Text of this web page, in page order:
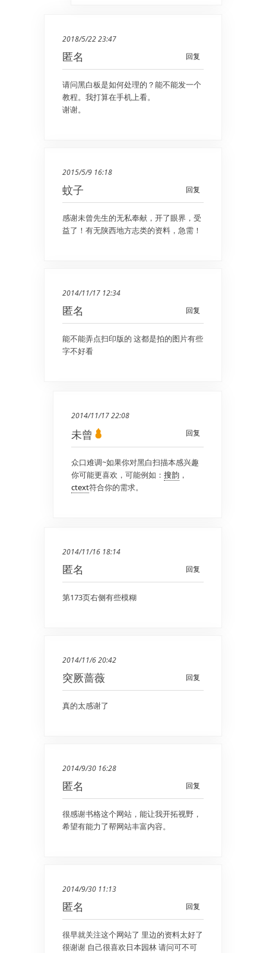
2018/5/22 23:47
回复
匿名
请问黑白板是如何处理的？能不能发一个
教程。我打算在手机上看。
谢谢。
2015/5/9 16:18
回复
蚊子
感谢未曾先生的无私奉献，开了眼界，受
益了！有无陕西地方志类的资料，急需！
2014/11/17 12:34
回复
匿名
能不能弄点扫印版的 这都是拍的图片有些
字不好看
2014/11/17 22:08
回复
未曾
众口难调~如果你对黑白扫描本感兴趣
你可能更喜欢，可能例如： 搜韵 ，
ctext符合你的需求。
2014/11/16 18:14
回复
匿名
第173页右侧有些模糊
2014/11/6 20:42
回复
突厥蔷薇
真的太感谢了
2014/9/30 16:28
回复
匿名
很感谢书格这个网站，能让我开拓视野，
希望有能力了帮网站丰富内容。
2014/9/30 11:13
回复
匿名
很早就关注这个网站了 里边的资料太好了
很谢谢 自己很喜欢日本园林 请问可不可